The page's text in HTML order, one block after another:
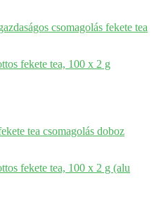
fekete tea, 100 x 2 g
fekete tea, 100 x 2 g (alu